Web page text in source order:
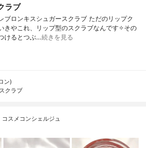
ラブ
ブロンキスシュガースクラブ ただのリップク
きやこれ、リップ型のスクラブなんです✧その
けるとつぶ…続きを見る
ン)
クラブ
スメコンシェルジュ